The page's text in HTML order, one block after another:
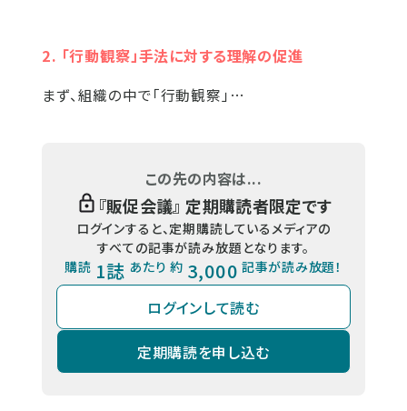
2. 「行動観察」手法に対する理解の促進
まず、組織の中で「行動観察」…
この先の内容は...
『販促会議』 定期購読者限定です
ログインすると、定期購読しているメディアの
すべての記事が読み放題となります。
購読 1誌 あたり 約 3,000 記事が読み放題！
ログインして読む
定期購読を申し込む